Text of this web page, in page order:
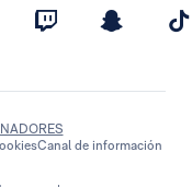
Canal de información